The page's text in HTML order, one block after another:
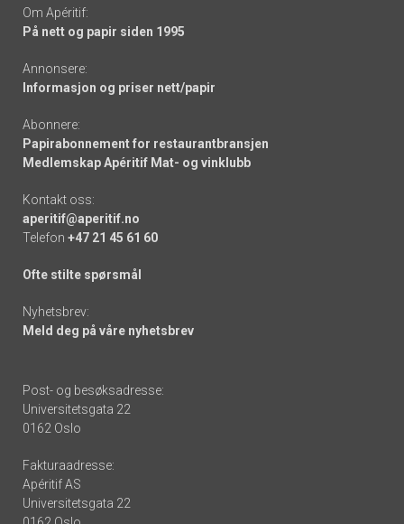
Om Apéritif:
På nett og papir siden 1995
Annonsere:
Informasjon og priser nett/papir
Abonnere:
Papirabonnement for restaurantbransjen
Medlemskap Apéritif Mat- og vinklubb
Kontakt oss:
aperitif@aperitif.no
Telefon +47 21 45 61 60
Ofte stilte spørsmål
Nyhetsbrev:
Meld deg på våre nyhetsbrev
Post- og besøksadresse:
Universitetsgata 22
0162 Oslo
Fakturaadresse:
Apéritif AS
Universitetsgata 22